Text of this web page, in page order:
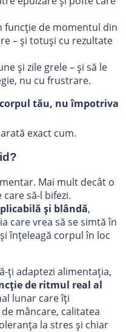
funcție de momentul din
– și totuși cu rezultate
și zile grele – și să le
nu cu frustrare.
tău, nu împotriva
exact cum.
Mai mult decât o
să-l bifezi.
și blândă,
care vrea să se simtă în
înțeleagă corpul în loc
ți adaptezi alimentația,
de ritmul real al
lunar care îți
mâncare, calitatea
la stres și chiar